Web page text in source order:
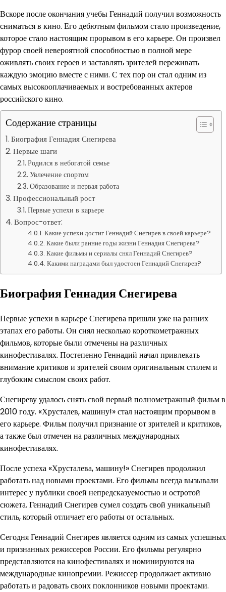
Вскоре после окончания учебы Геннадий получил возможность
сниматься в кино. Его дебютным фильмом стало произведение,
которое стало настоящим прорывом в его карьере. Он произвел
фурор своей невероятной способностью в полной мере
оживлять своих героев и заставлять зрителей переживать
каждую эмоцию вместе с ними. С тех пор он стал одним из
самых высокооплачиваемых и востребованных актеров
российского кино.
Содержание страницы
Биография Геннадия Снегирева
Первые шаги
Родился в небогатой семье
Увлечение спортом
Образование и первая работа
Профессиональный рост
Первые успехи в карьере
Вопрос-ответ:
Какие успехи достиг Геннадий Снегирев в своей карьере?
Какие были ранние годы жизни Геннадия Снегирева?
Какие фильмы и сериалы снял Геннадий Снегирев?
Какими наградами был удостоен Геннадий Снегирев?
Биография Геннадия Снегирева
Первые успехи в карьере Снегирева пришли уже на ранних
этапах его работы. Он снял несколько короткометражных
фильмов, которые были отмечены на различных
кинофестивалях. Постепенно Геннадий начал привлекать
внимание критиков и зрителей своим оригинальным стилем и
глубоким смыслом своих работ.
Снегиреву удалось снять свой первый полнометражный фильм в
2010 году. «Хрусталев, машину!» стал настоящим прорывом в
его карьере. Фильм получил признание от зрителей и критиков,
а также был отмечен на различных международных
кинофестивалях.
После успеха «Хрусталева, машину!» Снегирев продолжил
работать над новыми проектами. Его фильмы всегда вызывали
интерес у публики своей непредсказуемостью и остротой
сюжета. Геннадий Снегирев сумел создать свой уникальный
стиль, который отличает его работы от остальных.
Сегодня Геннадий Снегирев является одним из самых успешных
и признанных режиссеров России. Его фильмы регулярно
представляются на кинофестивалях и номинируются на
международные кинопремии. Режиссер продолжает активно
работать и радовать своих поклонников новыми проектами.